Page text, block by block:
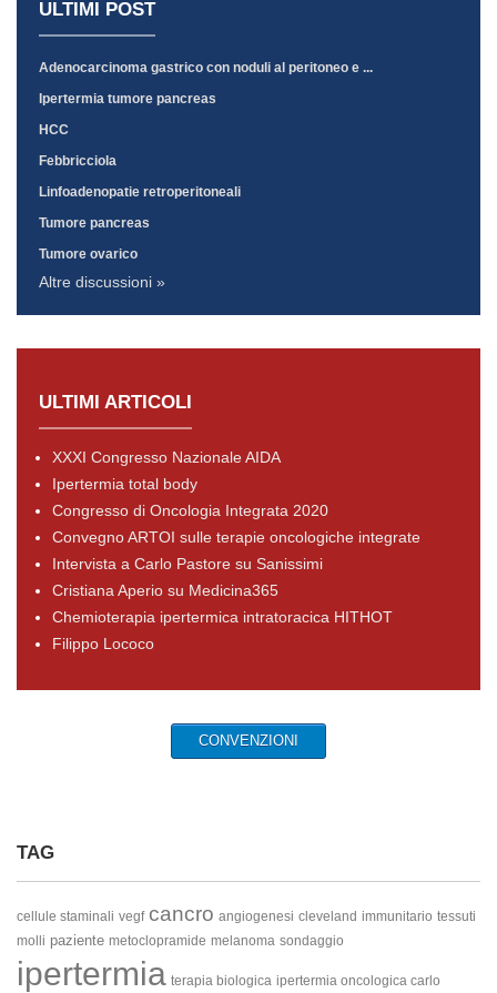
ULTIMI POST
Adenocarcinoma gastrico con noduli al peritoneo e ...
Ipertermia tumore pancreas
HCC
Febbricciola
Linfoadenopatie retroperitoneali
Tumore pancreas
Tumore ovarico
Altre discussioni »
ULTIMI ARTICOLI
XXXI Congresso Nazionale AIDA
Ipertermia total body
Congresso di Oncologia Integrata 2020
Convegno ARTOI sulle terapie oncologiche integrate
Intervista a Carlo Pastore su Sanissimi
Cristiana Aperio su Medicina365
Chemioterapia ipertermica intratoracica HITHOT
Filippo Lococo
CONVENZIONI
TAG
cellule staminali vegf cancro angiogenesi cleveland immunitario tessuti
molli paziente metoclopramide melanoma sondaggio
ipertermia terapia biologica ipertermia oncologica carlo